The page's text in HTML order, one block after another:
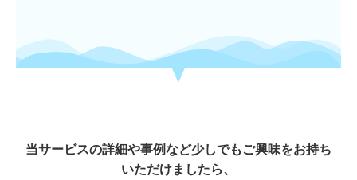
当サービスの詳細や事例など少しでもご興味をお持ち
いただけましたら、